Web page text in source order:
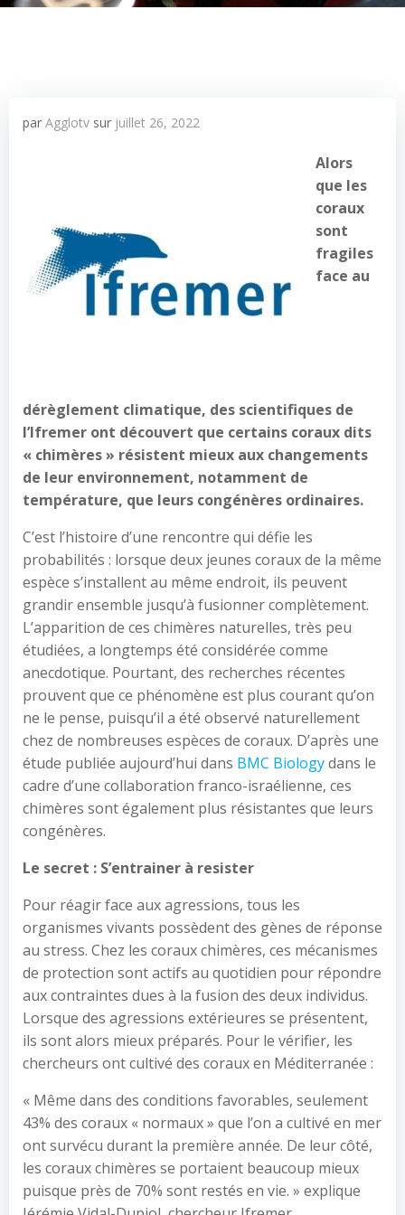
par Agglotv sur juillet 26, 2022
Alors
que les
coraux
sont
fragiles
face au
dérèglement climatique, des scientifiques de
l’Ifremer ont découvert que certains coraux dits
« chimères » résistent mieux aux changements
de leur environnement, notamment de
température, que leurs congénères ordinaires.
C’est l’histoire d’une rencontre qui défie les
probabilités : lorsque deux jeunes coraux de la même
espèce s’installent au même endroit, ils peuvent
grandir ensemble jusqu’à fusionner complètement.
L’apparition de ces chimères naturelles, très peu
étudiées, a longtemps été considérée comme
anecdotique. Pourtant, des recherches récentes
prouvent que ce phénomène est plus courant qu’on
ne le pense, puisqu’il a été observé naturellement
chez de nombreuses espèces de coraux. D’après une
étude publiée aujourd’hui dans BMC Biologydans le
cadre d’une collaboration franco-israélienne, ces
chimères sont également plus résistantes que leurs
congénères.
Le secret : S’entrainer à resister
Pour réagir face aux agressions, tous les
organismes vivants possèdent des gènes de réponse
au stress. Chez les coraux chimères, ces mécanismes
de protection sont actifs au quotidien pour répondre
aux contraintes dues à la fusion des deux individus.
Lorsque des agressions extérieures se présentent,
ils sont alors mieux préparés. Pour le vérifier, les
chercheurs ont cultivé des coraux en Méditerranée :
« Même dans des conditions favorables, seulement
43% des coraux « normaux » que l’on a cultivé en mer
ont survécu durant la première année. De leur côté,
les coraux chimères se portaient beaucoup mieux
puisque près de 70% sont restés en vie. » explique